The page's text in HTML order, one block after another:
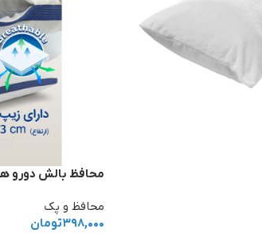
محافظ بالش دورو
محافظ و پک
۳۹۸,۰۰۰تومان